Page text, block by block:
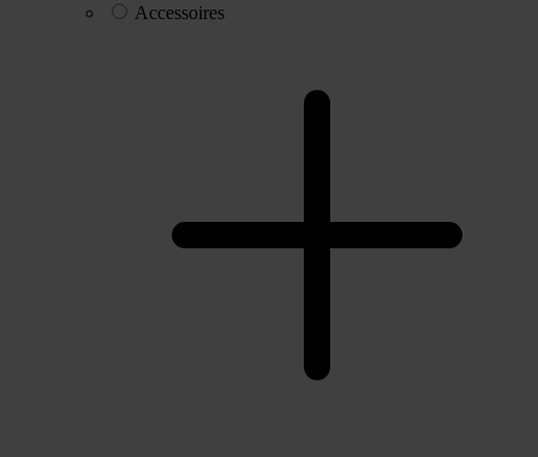
Accessoires